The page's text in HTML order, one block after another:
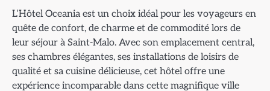
L’Hôtel Oceania est un choix idéal pour les voyageurs en
quête de confort, de charme et de commodité lors de
leur séjour à Saint-Malo. Avec son emplacement central,
ses chambres élégantes, ses installations de loisirs de
qualité et sa cuisine délicieuse, cet hôtel offre une
expérience incomparable dans cette magnifique ville